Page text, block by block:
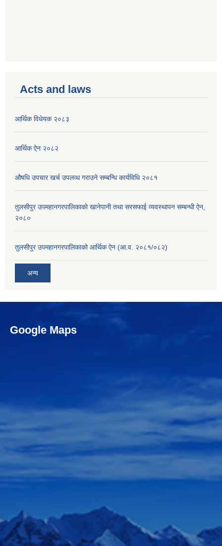
Acts and laws
आर्थिक विधेयक २०८३
आर्थिक ऐन २०८२
औषधि उपचार खर्च उपलव्ध गराउने सम्बन्धि कार्यविधि २०८१
तुलसीपुर उपमहानगरपालिकाको खानेपानी तथा सरसफाई व्यवस्थापन सम्बन्धी ऐन,
२०८०
तुलसीपुर उपमहानगरपालिकाको आर्थिक ऐन (आ.व. २०८१/०८२)
अन्य
Google Maps